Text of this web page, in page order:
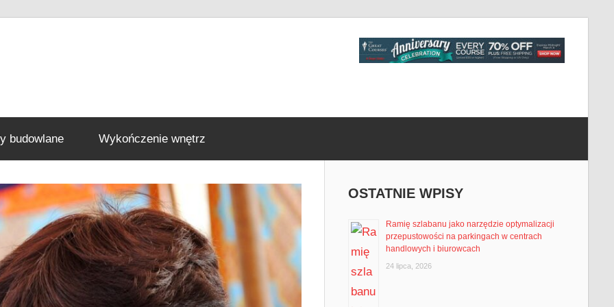
budowlane Wykończenie wnętrz
OSTATNIE WPISY
Ramię szlabanu jako narzędzie optymalizacji
przepustowości na parkingach w centrach
handlowych i biurowcach
24 lipca, 2026